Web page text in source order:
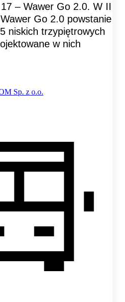
– Wawer Go 2.0. W II
Go 2.0 powstanie
niskich trzypiętrowych
w nich
Sp. z o.o.